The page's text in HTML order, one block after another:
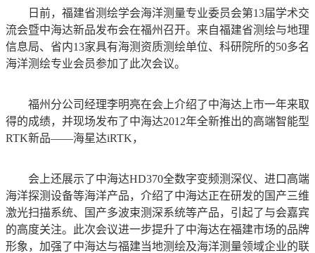
日前，福建省测绘学会海洋测量专业委员会第13届学术交
流会暨中海达新品发布会在福州召开。来自福建省测绘与地理
信息局、省内13家具有海测资质测绘单位、科研院所的50多名
海洋测绘专业会员参加了此次会议。
福州分公司经理李明亮在会上介绍了中海达上市一年来取
得的成绩，并现场发布了中海达2012年全新推出的高端智能型
RTK新品——海星达iRTK，
会上还展示了中海达HD370全数字变频测深仪、进口高端
海洋探测设备等海洋产品，介绍了中海达正在研发的国产三维
激光扫描系统、国产多波束测深系统等产品，引起了与会嘉宾
的高度关注。此次会议进一步提升了中海达在福建市场的品牌
形象，加强了中海达与福建当地测绘及海洋测量领域企业的联